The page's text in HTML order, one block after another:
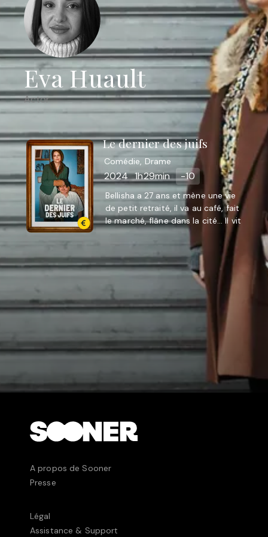
Eva Huault
Actor
Le dernier des juifs
Comédie, Drame
2024 1h29min -10
Bellisha a 27 ans et mène une vie
de petit retraité, il va au café, fait
le marché, flâne dans la cité… Il vit
chez sa mère Giselle, qui sort très
A propos de Sooner
Presse
Légal
Assistance & Support